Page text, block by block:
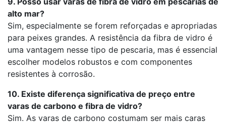
alto mar?
Sim, especialmente se forem reforçadas e apropriadas
para peixes grandes. A resistência da fibra de vidro é
uma vantagem nesse tipo de pescaria, mas é essencial
escolher modelos robustos e com componentes
resistentes à corrosão.
10. Existe diferença significativa de preço entre
varas de carbono e fibra de vidro?
Sim. As varas de carbono costumam ser mais caras